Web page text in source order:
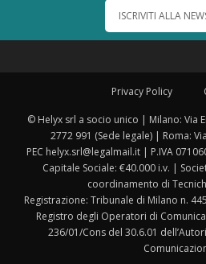
ISCRIVITI ALLA
Privacy Policy
© Helyx srl a socio unico | Milano: Via
2772 991 (Sede legale) | Roma:
PEC helyx.srl@legalmail.it | P.IVA
Capitale Sociale: €40.000 i.v. |
coordinamento di
Registrazione: Tribunale di Milano n.
Registro degli Operatori di
236/01/Cons del 30.6.01